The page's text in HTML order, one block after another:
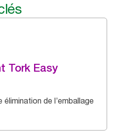
Tork Easy
de l’emballage